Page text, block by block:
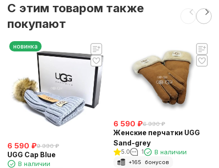
C этим товаром также
покупают
новинка
6 590 ₽9 990 ₽
UGG Cap Blue
В наличии
6 590 ₽6 990 ₽
Женские перчатки UGG
Sand-grey
5.0 1 В наличии
+165 бонусов